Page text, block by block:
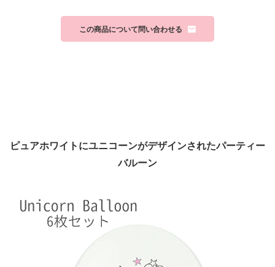
この商品について問い合わせる
ピュアホワイトにユニコーンがデザインされたパーティー
バルーン